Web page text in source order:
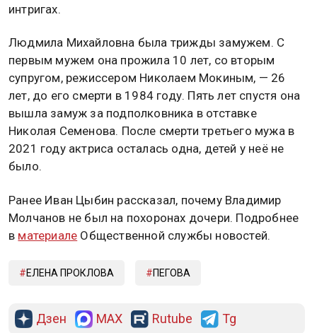
интригах.
Людмила Михайловна была трижды замужем. С
первым мужем она прожила 10 лет, со вторым
супругом, режиссером Николаем Мокиным, — 26
лет, до его смерти в 1984 году. Пять лет спустя она
вышла замуж за подполковника в отставке
Николая Семенова. После смерти третьего мужа в
2021 году актриса осталась одна, детей у неё не
было.
Ранее Иван Цыбин рассказал, почему Владимир
Молчанов не был на похоронах дочери. Подробнее
в материале Общественной службы новостей.
ЕЛЕНА ПРОКЛОВА ПЕГОВА
Дзен MAX Rutube Tg